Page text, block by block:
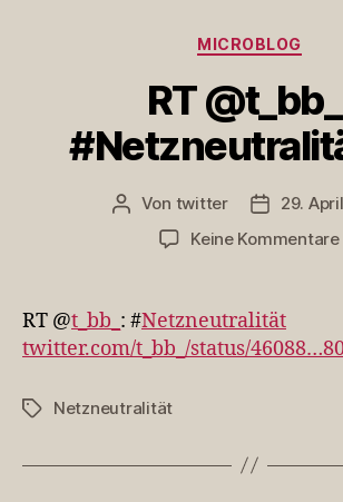
Kategorien
MICROBLOG
RT
Beitragsautor
Von twitter
29.
Keine Kommentare
RT @t_bb_ : #Netzneutralität
twitter.com/t_bb_/status/
Schlagwörter
Netzneutralität